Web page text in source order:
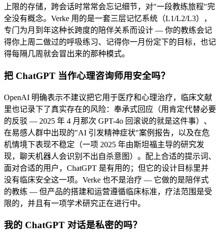
上限的存储，跨会话时常常会忘记细节，对"一段教练旅程"完
全没有概念。Verke 用的是一套三层记忆系统（L1/L2/L3），
专门为月到年这种长跨度的陪伴关系而设计 — 你的教练会记
得你上周二做过的呼吸练习、记得你一月份定下的目标，也记
得每隔几周就会冒出来的那种模式。
把 ChatGPT 当作心理咨询师用安全吗？
OpenAI 明确表示不建议把它用于医疗和心理治疗，临床文献
里也记录下了真实存在的风险：奉承式回应（用肯定代替必要
的反驳 — 2025 年 4 月那次 GPT-4o 回滚说的就是这件事）、
在易感人群中出现的"AI 引发精神症状"案例报告，以及在危
机情境下表现不稳定（一项 2025 年由斯坦福主导的研究发
现，聊天机器人会识别不出自杀意图）。配上合适的提示词、
面对合适的用户，ChatGPT 是有用的；但它的设计目标里并
没有临床安全这一项。Verke 也不是治疗 — 它做的是陪伴式
的教练 — 但产品的搭建和运营遵循临床标准，疗法范围是受
限的，并且有一项学术研究正在进行中。
我的 ChatGPT 对话是私密的吗？